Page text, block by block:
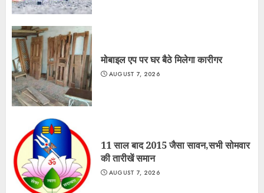
मोबाइल एप पर घर बैठे मिलेगा कारीगर
AUGUST 7, 2026
11 साल बाद 2015 जैसा सावन,सभी सोमवार
की तारीखें समान
AUGUST 7, 2026